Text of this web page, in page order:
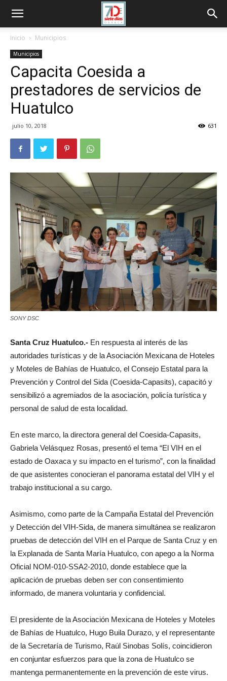
Inicio Municipios
Municipios
Capacita Coesida a
prestadores de servicios de
Huatulco
julio 10, 2018 631
SONY DSC
Santa Cruz Huatulco.- En respuesta al interés de las
autoridades turísticas y de la Asociación Mexicana de Hoteles
y Moteles de Bahías de Huatulco, el Consejo Estatal para la
Prevención y Control del Sida (Coesida-Capasits), capacitó y
sensibilizó a agremiados de la asociación, policía turística y
personal de salud de esta localidad.
En este marco, la directora general del Coesida-Capasits,
Gabriela Velásquez Rosas, presentó el tema “El VIH en el
estado de Oaxaca y su impacto en el turismo”, con la finalidad
de que asistentes conocieran el panorama estatal del VIH y el
trabajo institucional a su cargo.
Asimismo, como parte de la Campaña Estatal del Prevención
y Detección del VIH-Sida, de manera simultánea se realizaron
pruebas de detección del VIH en el Parque de Santa Cruz y en
la Explanada de Santa María Huatulco, con apego a la Norma
Oficial NOM-010-SSA2-2010, donde establece que la
aplicación de pruebas deben ser con consentimiento
informado, de manera voluntaria y confidencial.
El presidente de la Asociación Mexicana de Hoteles y Moteles
de Bahías de Huatulco, Hugo Buila Durazo, y el representante
de la Secretaría de Turismo, Raúl Sinobas Solís, coincidieron
en conjuntar esfuerzos para que la zona de Huatulco se
mantenga permanentemente en la prevención de este virus.